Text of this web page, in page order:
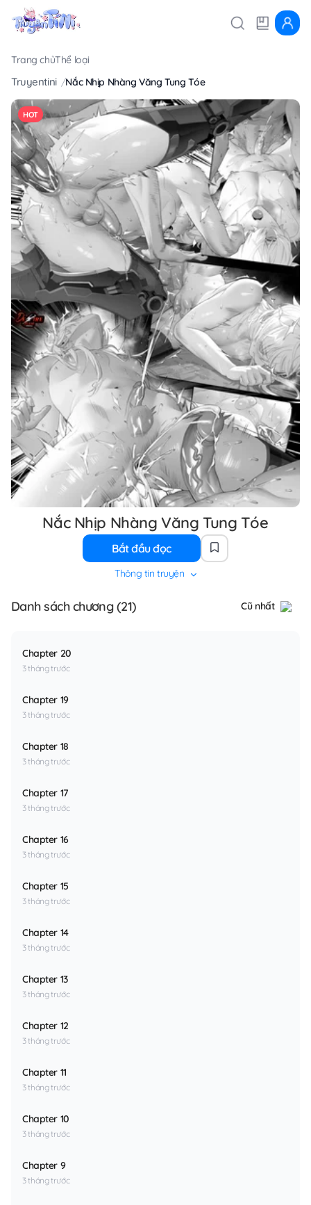
Trang chủThể loại
Truyentini Nắc Nhịp Nhàng Văng Tung Tóe
HOT
Nắc Nhịp Nhàng Văng Tung Tóe
Bắt đầu đọc
Thông tin truyện
Danh sách chương (21) Cũ nhất
Chapter 20
3 tháng trước
Chapter 19
3 tháng trước
Chapter 18
3 tháng trước
Chapter 17
3 tháng trước
Chapter 16
3 tháng trước
Chapter 15
3 tháng trước
Chapter 14
3 tháng trước
Chapter 13
3 tháng trước
Chapter 12
3 tháng trước
Chapter 11
3 tháng trước
Chapter 10
3 tháng trước
Chapter 9
3 tháng trước